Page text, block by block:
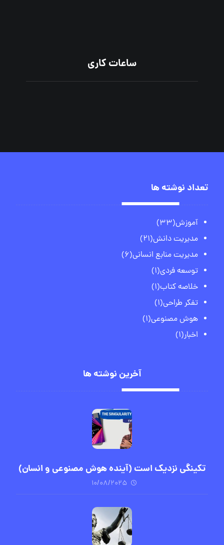
ساعات کاری
تعداد نوشته ها
آموزش(33)
مدیریت دانش(21)
مدیریت منابع انسانی(6)
توسعه فردی(1)
خلاصه کتاب(1)
تفکر طراحی(1)
هوش مصنوعی(1)
اخبار(1)
آخرین نوشته ها
تکینگی نزدیک است (آینده هوش مصنوعی و انسان)
۱۰/۰۸/۲۰۲۵